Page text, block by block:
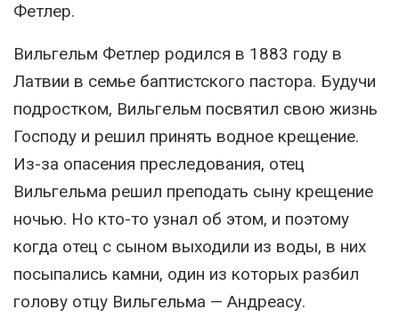
Фетлер.
Вильгельм Фетлер родился в 1883 году в
Латвии в семье баптистского пастора. Будучи
подростком, Вильгельм посвятил свою жизнь
Господу и решил принять водное крещение.
Из-за опасения преследования, отец
Вильгельма решил преподать сыну крещение
ночью. Но кто-то узнал об этом, и поэтому
когда отец с сыном выходили из воды, в них
посыпались камни, один из которых разбил
голову отцу Вильгельма — Андреасу.